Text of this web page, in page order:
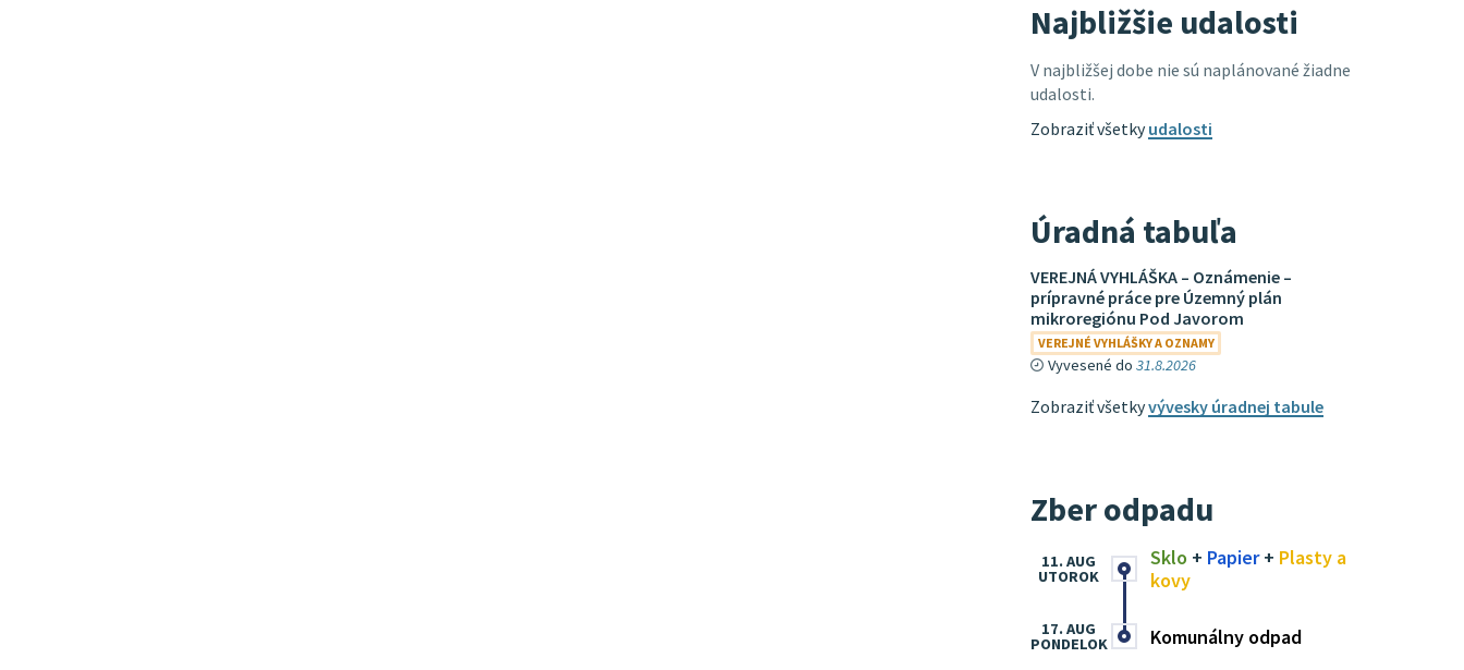
Najbližšie udalosti
V najbližšej dobe nie sú naplánované žiadne
udalosti.
Zobraziť všetkyudalosti
Úradná tabuľa
VEREJNÁ VYHLÁŠKA – Oznámenie –
prípravné práce pre Územný plán
mikroregiónu Pod Javorom
VEREJNÉ VYHLÁŠKY A OZNAMY
Vyvesené do 31.8.2026
Zobraziť všetkyvývesky úradnej tabule
Zber odpadu
Sklo + Papier+ Plasty a
kovy
11. AUG
UTOROK
Komunálny odpad
17. AUG
PONDELOK